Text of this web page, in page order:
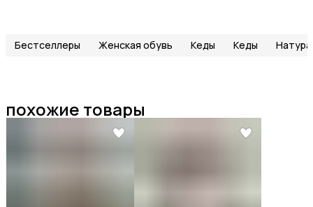
Бестселлеры Женская обувь Кеды Кеды
похожие товары